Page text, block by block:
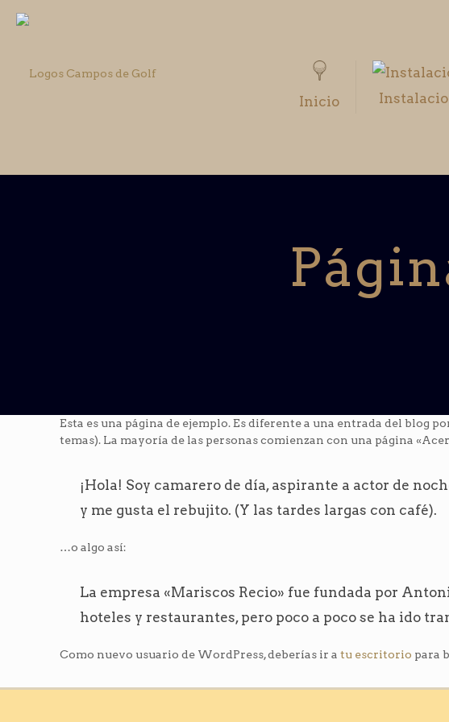
Inicio
Esta es una página de ejemplo. Es diferente a una entrada del blog
temas). La mayoría de las personas comienzan con una página
¡Hola! Soy camarero de día, aspirante a actor de
y me gusta el rebujito. (Y las tardes largas con café).
…o algo así:
La empresa «Mariscos Recio» fue fundada por
hoteles y restaurantes, pero poco a poco se ha ido
Como nuevo usuario de WordPress, deberías ir atu escritorio para